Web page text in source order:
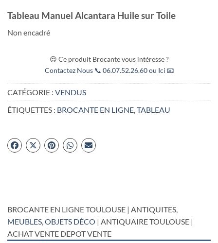
Tableau Manuel Alcantara Huile sur Toile
Non encadré
😍 Ce produit Brocante vous intéresse ?
Contactez Nous 📞 06.07.52.26.60 ou Ici 📧
CATÉGORIE : VENDUS
ÉTIQUETTES : BROCANTE EN LIGNE TABLEAU
BROCANTE EN LIGNE TOULOUSE | ANTIQUITES,
MEUBLES,OBJETS DÉCO | ANTIQUAIRE TOULOUSE |
ACHAT VENTE DEPOT VENTE